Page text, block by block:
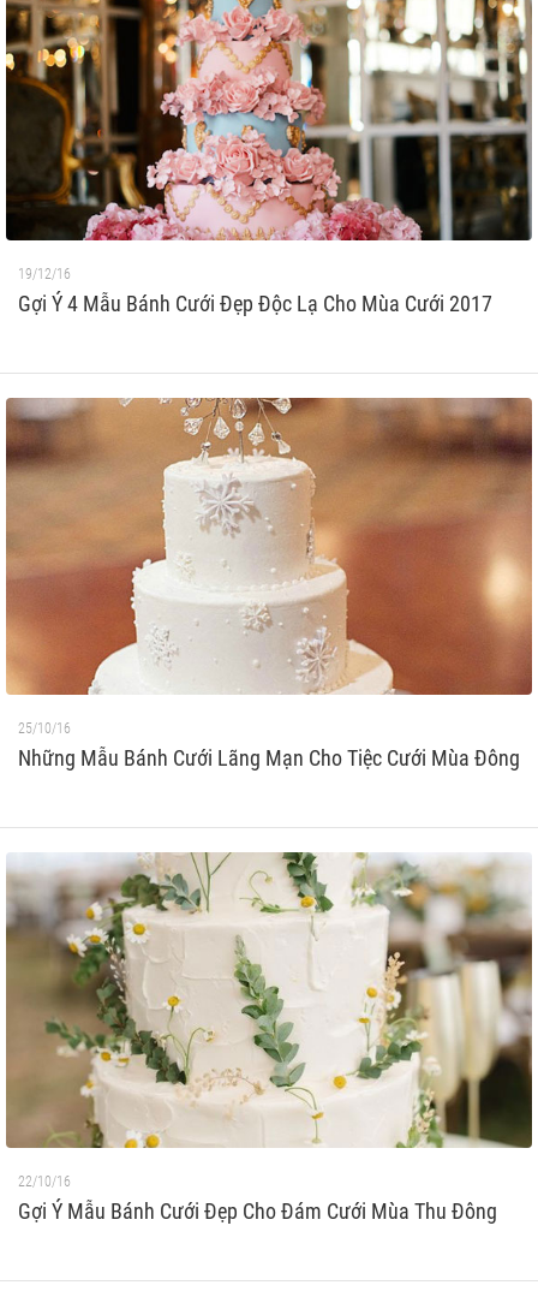
19/12/16
Gợi Ý 4 Mẫu Bánh Cưới Đẹp Độc Lạ Cho Mùa Cưới 2017
25/10/16
Những Mẫu Bánh Cưới Lãng Mạn Cho Tiệc Cưới Mùa Đông
22/10/16
Gợi Ý Mẫu Bánh Cưới Đẹp Cho Đám Cưới Mùa Thu Đông